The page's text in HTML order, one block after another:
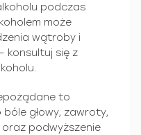
podczas
może
wątroby i
konsultuj się z
to
głowy, zawroty,
podwyższenie